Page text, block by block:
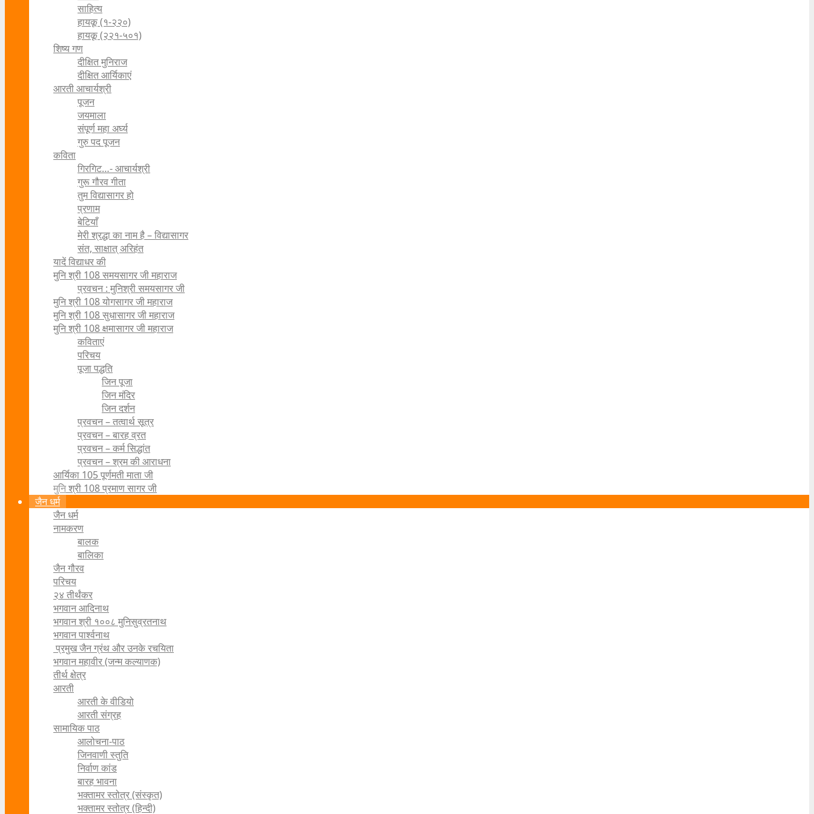
साहित्य
हायकू (१‍-२२०)
हायकू (२२१-५०१)
शिष्य गण
दीक्षित मुनिराज
दीक्षित आर्यिकाएं
आरती आचार्यश्री
पूजन
जयमाला
संपूर्ण महा अर्घ्य
गुरु पद पूजन
कविता
गिरगिट…- आचार्यश्री
गुरू गौरव गीता
तुम विद्यासागर हो
प्रणाम
बेटियाँ
मेरी श्रद्धा का नाम है – विद्यासागर
संत, साक्षात् अरिहंत
यादें विद्याधर की
मुनि श्री 108 समयसागर जी महाराज
प्रवचन : मुनिश्री समयसागर जी
मुनि श्री 108 योगसागर जी महाराज
मुनि श्री 108 सुधासागर जी महाराज
मुनि श्री 108 क्षमासागर जी महाराज
कविताएं
परिचय
पूजा पद्धति
जिन पूजा
जिन मंदिर
जिन दर्शन
प्रवचन – तत्वार्थ सूत्र
प्रवचन – बारह व्रत
प्रवचन – कर्म सिद्धांत
प्रवचन – श्रम की आराधना
आर्यिका 105 पूर्णमती माता जी
मुनि श्री 108 प्रमाण सागर जी
जैन धर्म
जैन धर्म
नामकरण
बालक
बालिका
जैन गौरव
परिचय
२४ तीर्थंकर
भगवान आदिनाथ
भगवान श्री १००८ मुनिसुव्रतनाथ
भगवान पार्श्वनाथ
प्रमुख जैन ग्रंथ और उनके रचयिता
भगवान महावीर (जन्म कल्याणक)
तीर्थ क्षेत्र
आरती
आरती के वीडियो
आरती संग्रह
सामायिक पाठ
आलोचना-पाठ
जिनवाणी स्तुति
निर्वाण कांड
बारह भावना
भक्तामर स्तोत्र (संस्कृत)
भक्तामर स्तोत्र (हिन्दी)